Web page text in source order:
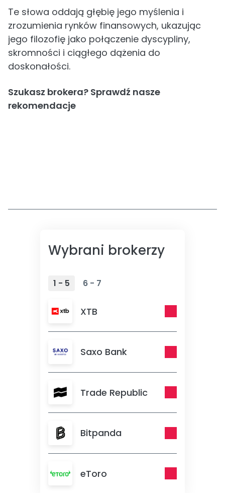
Te słowa oddają głębię jego myślenia i
zrozumienia rynków finansowych, ukazując
jego filozofię jako połączenie dyscypliny,
skromności i ciągłego dążenia do
doskonałości.
Szukasz brokera? Sprawdź nasze
rekomendacje
Wybrani brokerzy
1 - 5 6 - 7
XTB
Saxo Bank
Trade Republic
Bitpanda
eToro